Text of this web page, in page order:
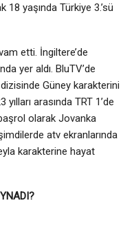
18 yaşında Türkiye 3.’sü
etti. İngiltere’de
yer aldı. BluTV’de
Güney karakterini
arasında TRT 1’de
olarak Jovanka
atv ekranlarında
karakterine hayat